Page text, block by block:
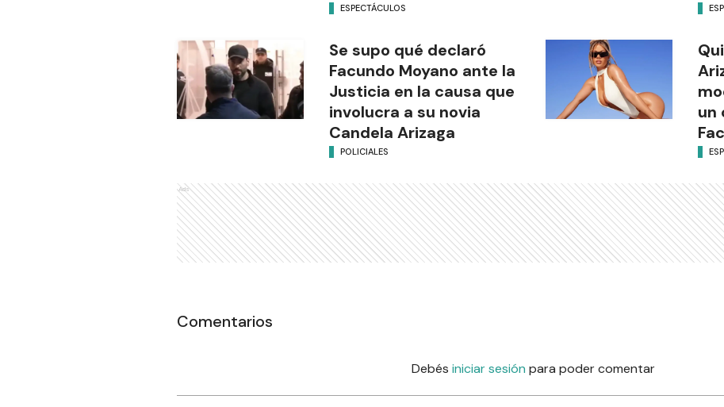
ESPECTÁCULOS
Se supo qué declaró
Facundo Moyano ante la
Justicia en la causa que
involucra a su novia
Candela Arizaga
POLICIALES
un
Ads
Comentarios
Debés iniciar sesión para poder comentar